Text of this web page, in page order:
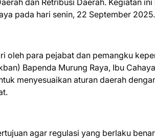
dan Retribusi Daerah. Kegiatan
pada hari senin, 22 September 2025.
oleh para pejabat dan pemangku
Bapenda Murung Raya, Ibu
menyesuaikan aturan daerah
agar regulasi yang berlaku